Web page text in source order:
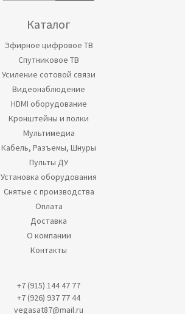
Каталог
Эфирное цифровое ТВ
Спутниковое ТВ
Усиление сотовой связи
Видеонаблюдение
HDMI оборудование
Кронштейны и полки
Мультимедиа
Кабель, Разъемы, Шнуры
Пульты ДУ
Установка оборудования
Снятые с производства
Оплата
Доставка
О компании
Контакты
+7 (915) 144 47 77
+7 (926) 937 77 44
vegasat87@mail.ru